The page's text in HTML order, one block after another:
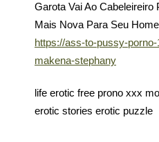
Garota Vai Ao
Mais Nova Para Seu
https://ass-to-pussy-
makena-stephany
life erotic free prono xxx
erotic stories erotic puzzle